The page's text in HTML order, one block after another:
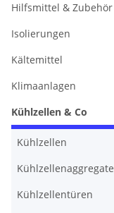
Hilfsmittel & Zubehör
Isolierungen
Kältemittel
Klimaanlagen
Kühlzellen & Co
Kühlzellen
Kühlzellenaggregate
Kühlzellentüren